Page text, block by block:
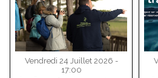
Vendredi 24 Juillet 2026 -
17:00